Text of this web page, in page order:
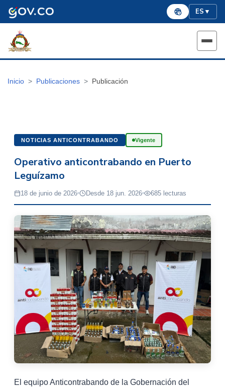
ES▼
Inicio Publicaciones Publicación
NOTICIAS ANTICONTRABANDO Vigente
Operativo anticontrabando en Puerto
Leguízamo
18 de junio de 2026 Desde 18 jun. 2026 685 lecturas
El equipo Anticontrabando de la Gobernación del